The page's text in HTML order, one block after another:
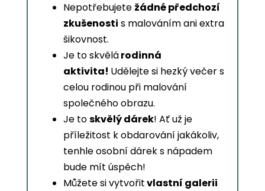
Nepotřebujete žádné předchozí
zkušenosti s malováním ani extra
šikovnost.
Je to skvělárodinná
aktivita! Udělejte si hezký večer s
celou rodinou při malování
společného obrazu.
Je toskvělý dárek! Ať už je
příležitost k obdarování jakákoliv,
tenhle osobní dárek s nápadem
bude mít úspěch!
Můžete si vytvořitvlastní galerii